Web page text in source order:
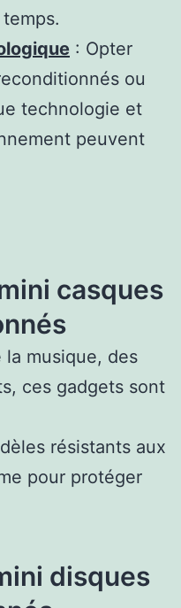
temps.
: Opter
ou
technologie et
peuvent
casques
musique, des
ces gadgets sont
résistants aux
pour protéger
disques